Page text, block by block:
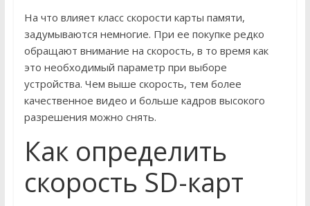
На что влияет класс скорости карты памяти,
задумываются немногие. При ее покупке редко
обращают внимание на скорость, в то время как
это необходимый параметр при выборе
устройства. Чем выше скорость, тем более
качественное видео и больше кадров высокого
разрешения можно снять.
Как определить
скорость SD-карт